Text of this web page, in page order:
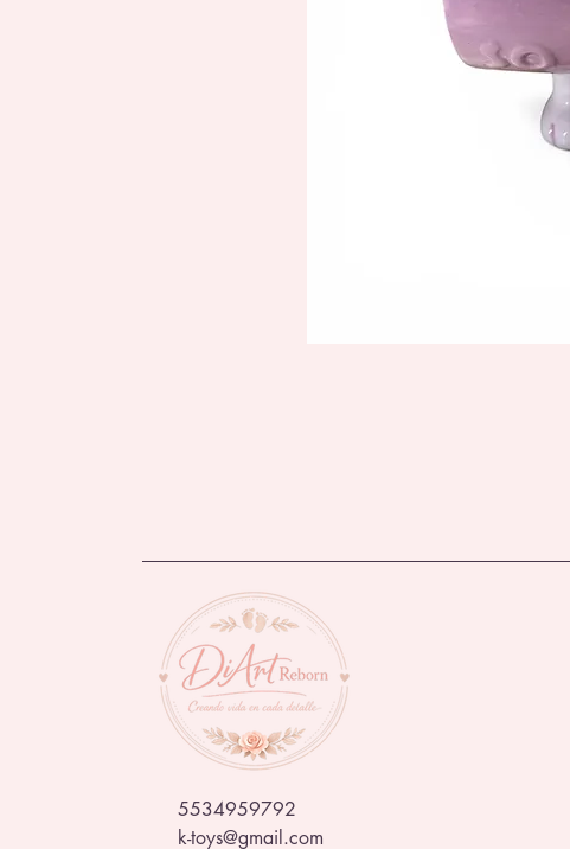
5534959792
k-toys@gmail.com